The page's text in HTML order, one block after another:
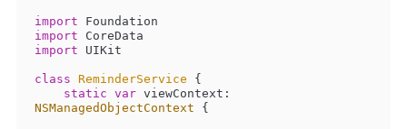
import
import
import UIKit
class ReminderService
{
static var
NSManagedObjectContext {